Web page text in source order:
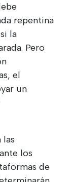
repentina
la
Pero
el
un
las
los
de